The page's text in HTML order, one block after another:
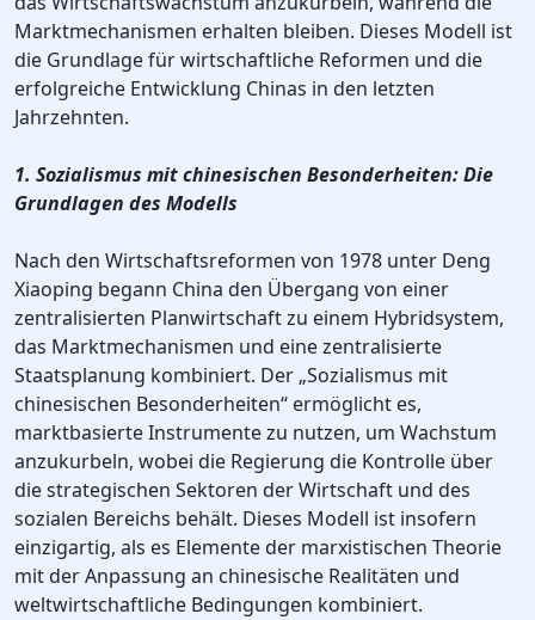
Marktmechanismen erhalten bleiben. Dieses Modell ist
die Grundlage für wirtschaftliche Reformen und die
erfolgreiche Entwicklung Chinas in den letzten
Jahrzehnten.
1. Sozialismus mit chinesischen Besonderheiten: Die
Grundlagen des Modells
Nach den Wirtschaftsreformen von 1978 unter Deng
Xiaoping begann China den Übergang von einer
zentralisierten Planwirtschaft zu einem Hybridsystem,
das Marktmechanismen und eine zentralisierte
Staatsplanung kombiniert. Der „Sozialismus mit
chinesischen Besonderheiten“ ermöglicht es,
marktbasierte Instrumente zu nutzen, um Wachstum
anzukurbeln, wobei die Regierung die Kontrolle über
die strategischen Sektoren der Wirtschaft und des
sozialen Bereichs behält. Dieses Modell ist insofern
einzigartig, als es Elemente der marxistischen Theorie
mit der Anpassung an chinesische Realitäten und
weltwirtschaftliche Bedingungen kombiniert.